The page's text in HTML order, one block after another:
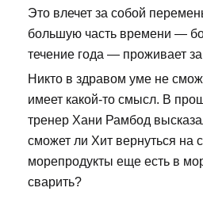
Это влечет за собой
большую часть времени —
течение года — проживает
Никто в здравом уме не
имеет какой-то смысл. В
тренер Хани Рамбод
сможет ли Хит вернуться на
морепродукты еще есть в
сварить?